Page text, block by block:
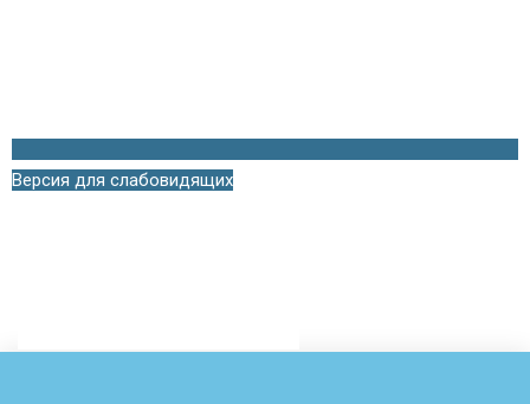
Версия для слабовидящих